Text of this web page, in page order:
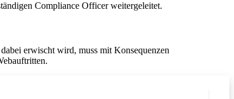
Compliance Officer weitergeleitet.
erwischt wird, muss mit Konsequenzen